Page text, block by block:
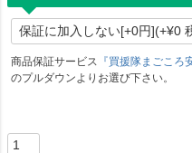
商品保証サービス 『買援隊まごころ
のプルダウンよりお選び下さい。